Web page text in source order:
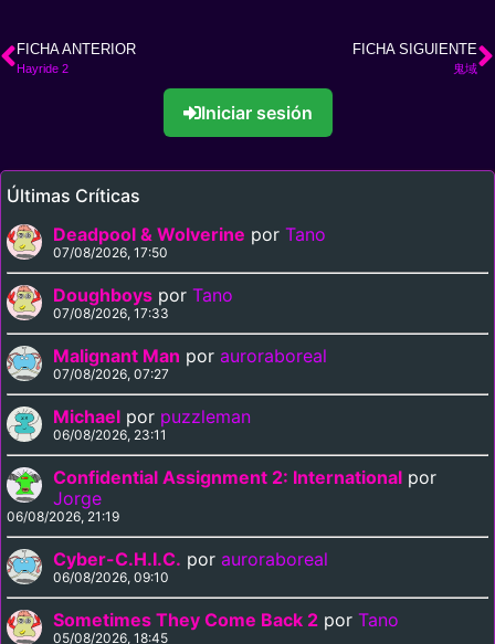
FICHA ANTERIOR
Hayride 2
FICHA SIGUIENTE
鬼域
Iniciar sesión
Últimas Críticas
Deadpool & Wolverine por Tano
07/08/2026, 17:50
Doughboys por Tano
07/08/2026, 17:33
Malignant Man por auroraboreal
07/08/2026, 07:27
Michael por puzzleman
06/08/2026, 23:11
Confidential Assignment 2: International por
Jorge
06/08/2026, 21:19
Cyber-C.H.I.C. por auroraboreal
06/08/2026, 09:10
Sometimes They Come Back 2 por Tano
05/08/2026, 18:45